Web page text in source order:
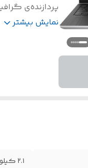
پردازنده‌ی
رم:
8GB
نمایش بیشتر
۲.۱ کیلوگرم